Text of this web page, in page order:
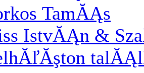
TamĂĄs
IstvĂĄn &